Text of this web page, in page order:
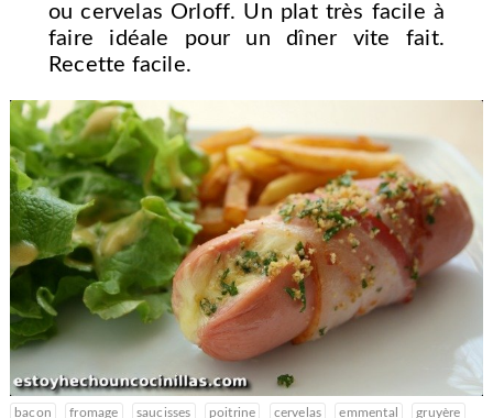
ou cervelas Orloff. Un plat très facile à
faire idéale pour un dîner vite fait.
Recette facile.
bacon fromage saucisses poitrine cervelas emmental gruyère